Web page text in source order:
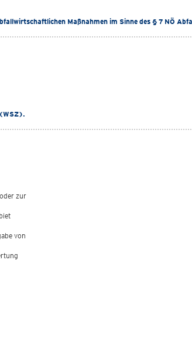
Maßnahmen im Sinne des § 7 NÖ
zur
von